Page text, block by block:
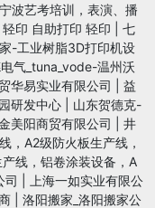
波艺考培训，表演、播
印 自助打印 轻印
七
-工业树脂3D打印机设
气_tuna_vode-温州沃
华易实业有限公司
益
研发中心
山东贺德克-
美阳商贸有限公司
井
，A2级防火板生产线，
线，铝卷涂装设备，A
司
上海一如实业有限公
洛阳搬家_洛阳搬家公